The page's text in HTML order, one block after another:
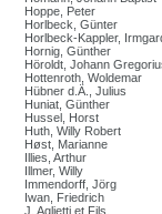
Hoppe, Peter
Horlbeck, Günter
Horlbeck-Kappler,
Hornig, Günther
Höroldt, Johann
Hottenroth, Woldemar
Hübner d.Ä., Julius
Huniat, Günther
Hussel, Horst
Huth, Willy Robert
Høst, Marianne
Illies, Arthur
Illmer, Willy
Immendorff, Jörg
Iwan, Friedrich
J. Aglietti et Fils,